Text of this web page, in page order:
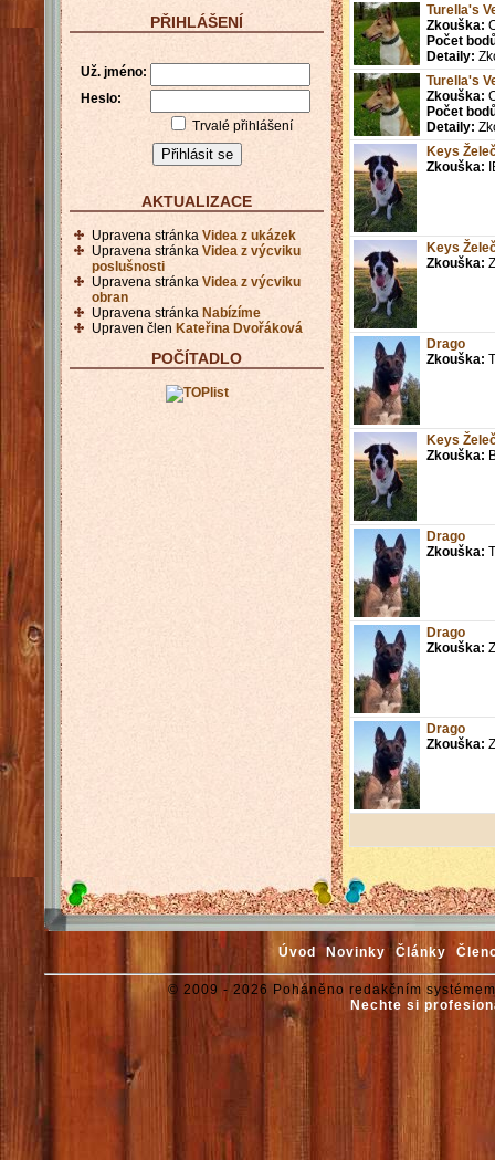
Turella's
Zkouška:
Počet
Detaily:
Turella's
Zkouška:
Počet
Detaily:
Keys
Zkouška:
Keys
Zkouška:
Drago
Zkouška:
Keys
Zkouška:
Drago
Zkouška:
Drago
Zkouška:
Drago
Zkouška:
PŘIHLÁŠENÍ
Už. jméno:
Heslo:
Trvalé přihlášení
AKTUALIZACE
Upravena stránka Videa z ukázek
Upravena stránka Videa z výcviku
poslušnosti
Upravena stránka Videa z výcviku
obran
Upravena stránka Nabízíme
Upraven člen Kateřina Dvořáková
POČÍTADLO
Úvod Novinky Články
© 2009 - 2026 Poháněno redakčním
Nechte si